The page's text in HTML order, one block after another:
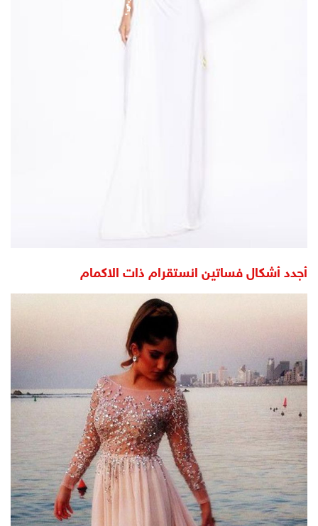
أجدد أشكال فساتين انستقرام ذات الاكمام